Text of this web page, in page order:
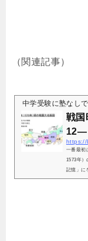
（関連記事）
中学受験に塾なし
戦国
12―
https://
一番最初
1573年）
記憶」に
～1573年